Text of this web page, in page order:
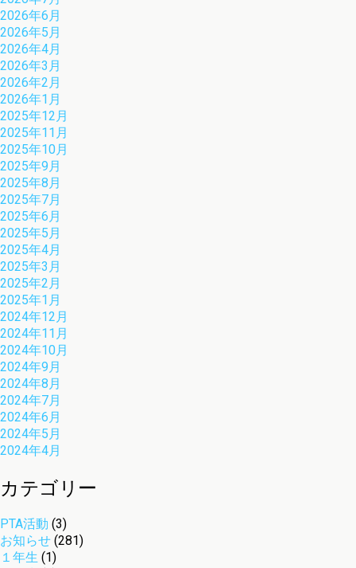
2026年6月
2026年5月
2026年4月
2026年3月
2026年2月
2026年1月
2025年12月
2025年11月
2025年10月
2025年9月
2025年8月
2025年7月
2025年6月
2025年5月
2025年4月
2025年3月
2025年2月
2025年1月
2024年12月
2024年11月
2024年10月
2024年9月
2024年8月
2024年7月
2024年6月
2024年5月
2024年4月
カテゴリー
PTA活動 (3)
お知らせ (281)
１年生 (1)